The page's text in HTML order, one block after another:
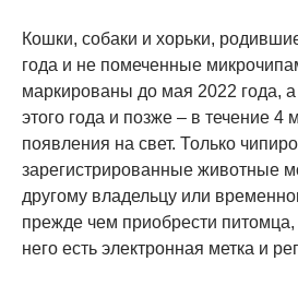
Кошки, собаки и хорьки,
года и не помеченные
маркированы до мая 2022 года,
этого года и позже – в течение 4
появления на свет. Только
зарегистрированные животные
другому владельцу или
прежде чем приобрести питомца,
него есть электронная метка и